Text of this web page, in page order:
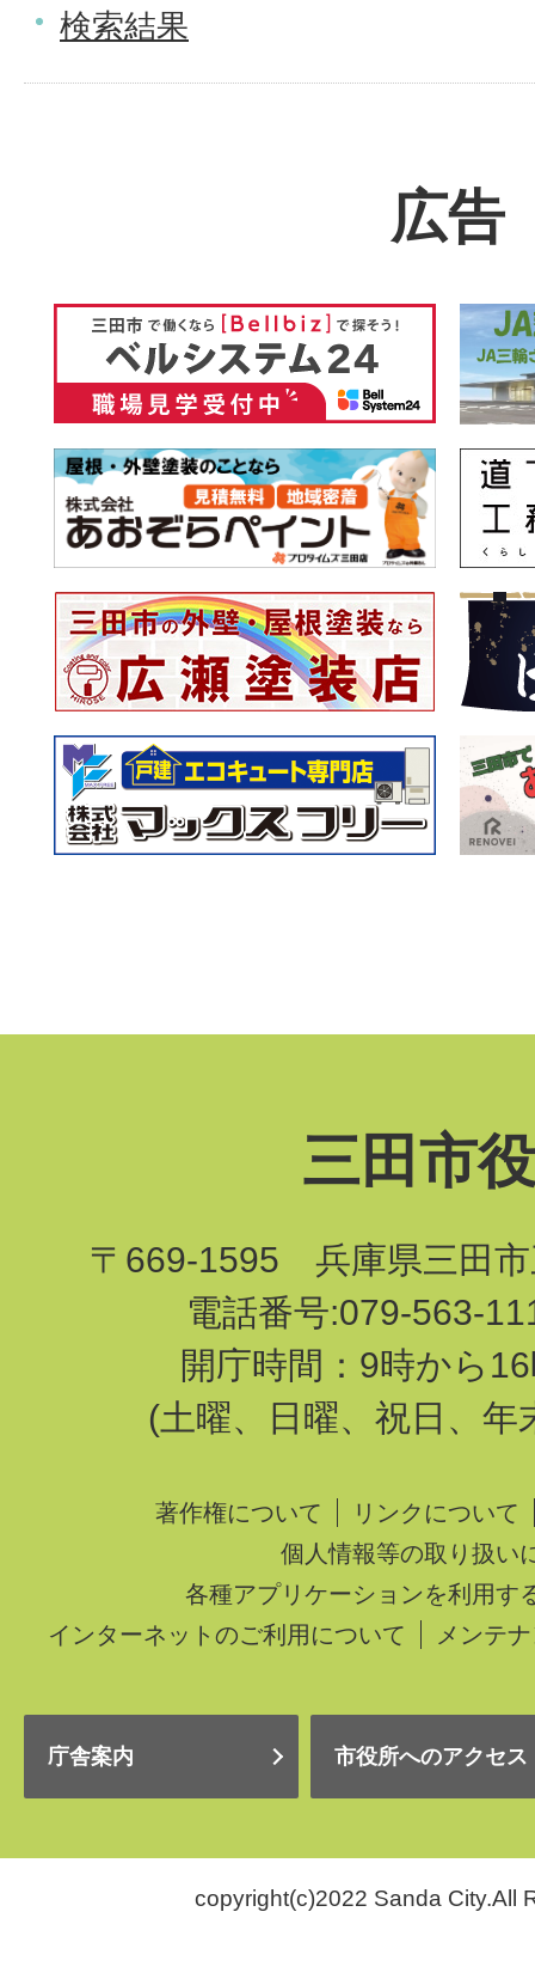
検索結果
広告
三田市
〒669-1595 兵庫県三田市
電話番号:079-563-
開庁時間：9時から
(土曜、日曜、祝日、年
著作権について
リンクについて
個人情報等の取り扱い
各種アプリケーションを利用す
インターネットのご利用について
メンテ
庁舎案内 市役所へのアクセス
copyright(c)2022 Sanda City.All